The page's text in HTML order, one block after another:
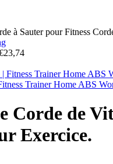
à Sauter pour Fitness
23,74
Trainer Home ABS
Corde de
Exercice.